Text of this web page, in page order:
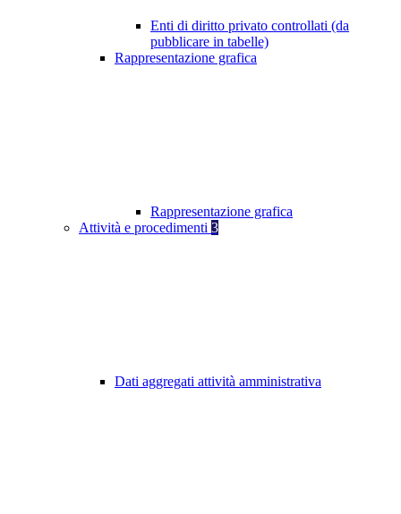
Enti di diritto privato controllati (da
pubblicare in tabelle)
Rappresentazione grafica
Rappresentazione grafica
Attività e procedimenti 3
Dati aggregati attività amministrativa